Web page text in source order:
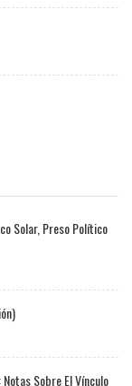
Solar, Preso Político
Sobre El Vínculo